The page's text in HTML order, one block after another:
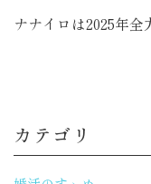
ナナイロは2025年
カテゴリ